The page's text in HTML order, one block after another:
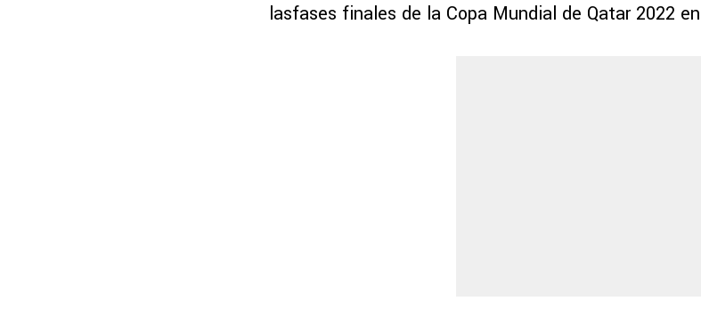
lasfases finales de la Copa Mundial de Qatar 2022